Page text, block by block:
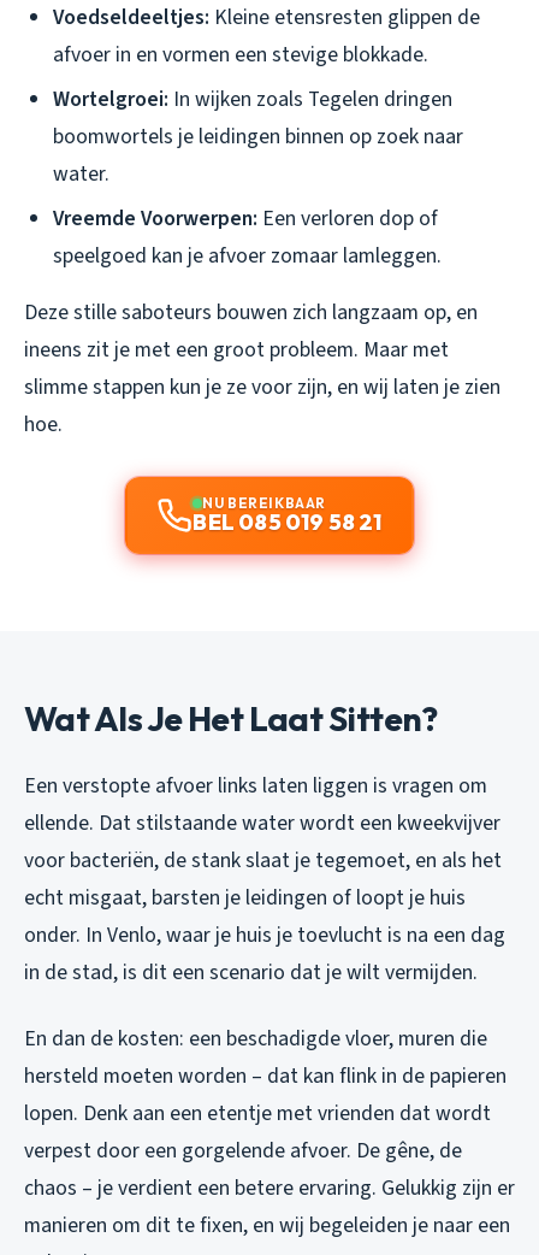
Voedseldeeltjes: Kleine etensresten glippen de
afvoer in en vormen een stevige blokkade.
Wortelgroei: In wijken zoals Tegelen dringen
boomwortels je leidingen binnen op zoek naar
water.
Vreemde Voorwerpen: Een verloren dop of
speelgoed kan je afvoer zomaar lamleggen.
Deze stille saboteurs bouwen zich langzaam op, en
ineens zit je met een groot probleem. Maar met
slimme stappen kun je ze voor zijn, en wij laten je zien
hoe.
NU BEREIKBAAR
BEL 085 019 58 21
Wat Als Je Het Laat Sitten?
Een verstopte afvoer links laten liggen is vragen om
ellende. Dat stilstaande water wordt een kweekvijver
voor bacteriën, de stank slaat je tegemoet, en als het
echt misgaat, barsten je leidingen of loopt je huis
onder. In Venlo, waar je huis je toevlucht is na een dag
in de stad, is dit een scenario dat je wilt vermijden.
En dan de kosten: een beschadigde vloer, muren die
hersteld moeten worden – dat kan flink in de papieren
lopen. Denk aan een etentje met vrienden dat wordt
verpest door een gorgelende afvoer. De gêne, de
chaos – je verdient een betere ervaring. Gelukkig zijn er
manieren om dit te fixen, en wij begeleiden je naar een